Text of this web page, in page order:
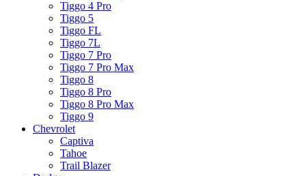
Tiggo 4 Pro
Tiggo 5
Tiggo FL
Tiggo 7L
Tiggo 7 Pro
Tiggo 7 Pro Max
Tiggo 8
Tiggo 8 Pro
Tiggo 8 Pro Max
Tiggo 9
Chevrolet
Captiva
Tahoe
Trail Blazer